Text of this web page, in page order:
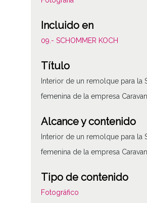
Incluido en
09.- SCHOMMER KOCH
Título
Interior de un remolque para la
femenina de la empresa
Alcance y contenido
Interior de un remolque para la
femenina de la empresa
Tipo de contenido
Fotográfico